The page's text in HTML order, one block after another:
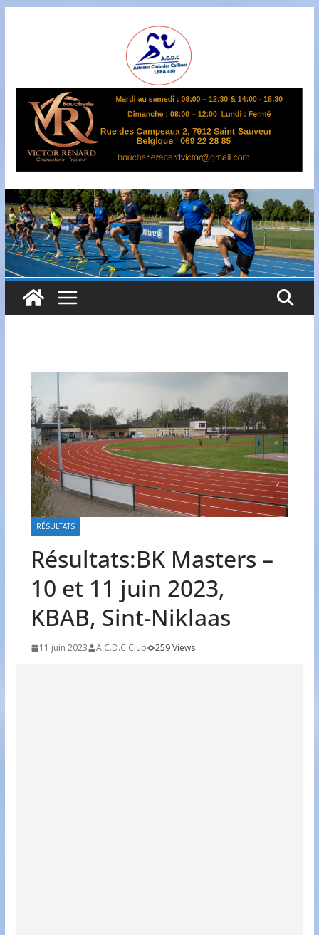
A
S
B
L
L
B
F
A
4
7
RÉSULTATS
Résultats:BK Masters –
10 et 11 juin 2023,
KBAB, Sint-Niklaas
11 juin 2023 A.C.D.C Club 259 Views